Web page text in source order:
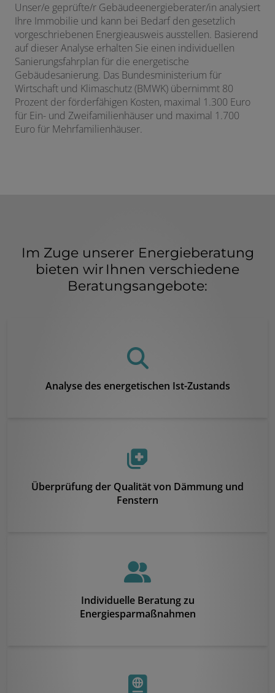
Unser/e geprüfte/r Gebäudeenergieberater/in analysiert
Ihre Immobilie und kann bei Bedarf den gesetzlich
vorgeschriebenen Energieausweis ausstellen. Basierend
auf dieser Analyse erhalten Sie einen individuellen
Sanierungsfahrplan für die energetische
Gebäudesanierung. Das Bundesministerium für
Wirtschaft und Klimaschutz (BMWK) übernimmt 80
Prozent der förderfähigen Kosten, maximal 1.300 Euro
für Ein- und Zweifamilienhäuser und maximal 1.700
Euro für Mehrfamilienhäuser.
Im Zuge unserer Energieberatung
bieten wir Ihnen verschiedene
Beratungsangebote:
Analyse des energetischen Ist-Zustands
Überprüfung der Qualität von Dämmung und
Fenstern
Individuelle Beratung zu
Energiesparmaßnahmen